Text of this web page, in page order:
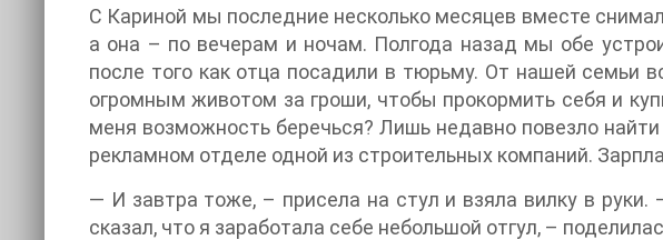
С Кариной мы последние несколько месяцев вместе
а она – по вечерам и ночам. Полгода назад мы обе
после того как отца посадили в тюрьму. От нашей семьи
огромным животом за гроши, чтобы прокормить себя и
меня возможность беречься? Лишь недавно повезло
рекламном отделе одной из строительных компаний.
— И завтра тоже, – присела на стул и взяла вилку в
сказал, что я заработала себе небольшой отгул, –